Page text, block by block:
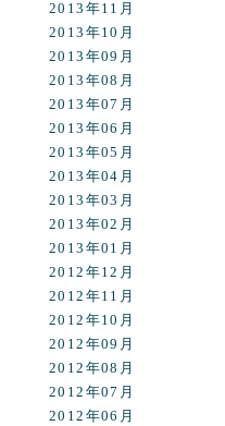
2013年11月
2013年10月
2013年09月
2013年08月
2013年07月
2013年06月
2013年05月
2013年04月
2013年03月
2013年02月
2013年01月
2012年12月
2012年11月
2012年10月
2012年09月
2012年08月
2012年07月
2012年06月